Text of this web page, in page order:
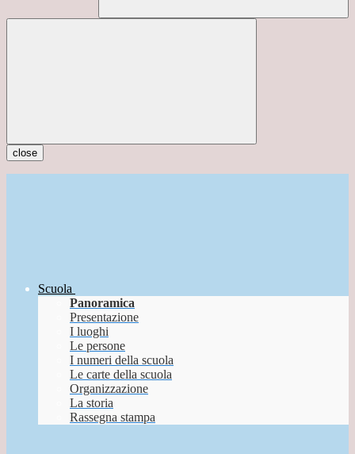
close
Scuola
Panoramica
Presentazione
I luoghi
Le persone
I numeri della scuola
Le carte della scuola
Organizzazione
La storia
Rassegna stampa